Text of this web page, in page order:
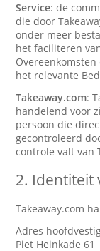
Service: de
die door
onder meer
het faciliteren
het relevante
Takeaway.com:
handelend voor
persoon die
gecontroleerd
controle valt van
2. Identiteit
Takeaway.com
Adres
Piet Heinkade 61